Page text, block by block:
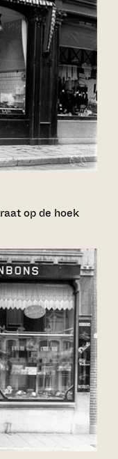
op de hoek